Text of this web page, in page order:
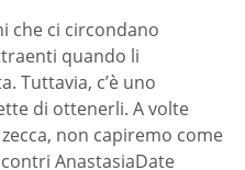
che ci circondano
quando li
Tuttavia, c’è uno
di ottenerli. A volte
non capiremo come
AnastasiaDate